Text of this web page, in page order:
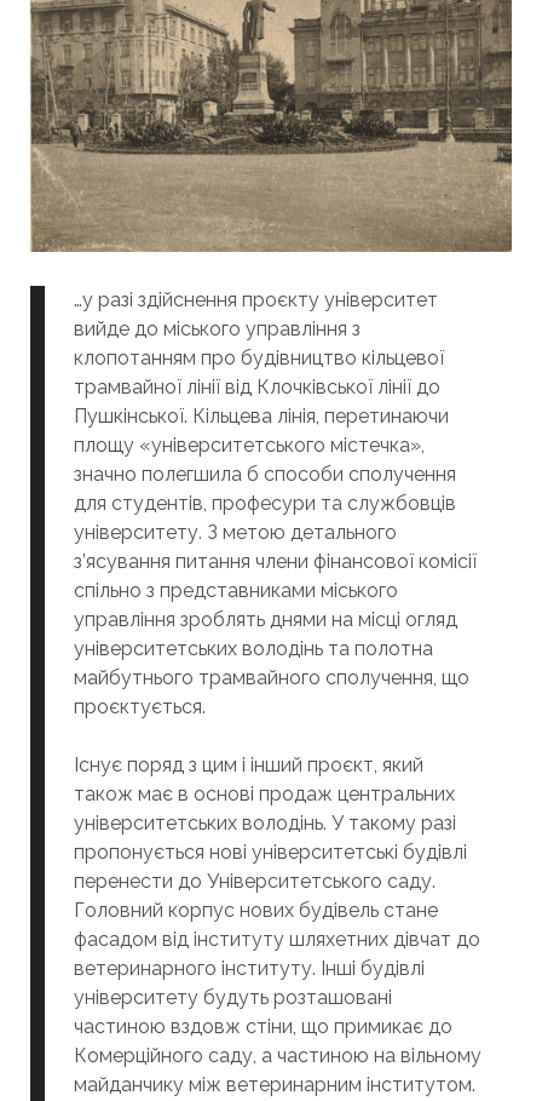
…у разі здійснення проєкту університет
вийде до міського управління з
клопотанням про будівництво кільцевої
трамвайної лінії від Клочківської лінії до
Пушкінської. Кільцева лінія, перетинаючи
площу «університетського містечка»,
значно полегшила б способи сполучення
для студентів, професури та службовців
університету. З метою детального
з’ясування питання члени фінансової комісії
спільно з представниками міського
управління зроблять днями на місці огляд
університетських володінь та полотна
майбутнього трамвайного сполучення, що
проєктується.
Існує поряд з цим і інший проєкт, який
також має в основі продаж центральних
університетських володінь. У такому разі
пропонується нові університетські будівлі
перенести до Університетського саду.
Головний корпус нових будівель стане
фасадом від інституту шляхетних дівчат до
ветеринарного інституту. Інші будівлі
університету будуть розташовані
частиною вздовж стіни, що примикає до
Комерційного саду, а частиною на вільному
майданчику між ветеринарним інститутом.